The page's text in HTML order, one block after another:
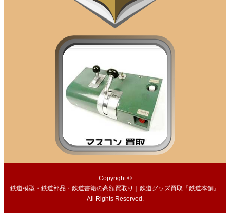
Copyright ©
鉄道模型・鉄道部品・鉄道書籍の高額買取り｜鉄道グッズ買取『鉄道本舗』
All Rights Reserved.